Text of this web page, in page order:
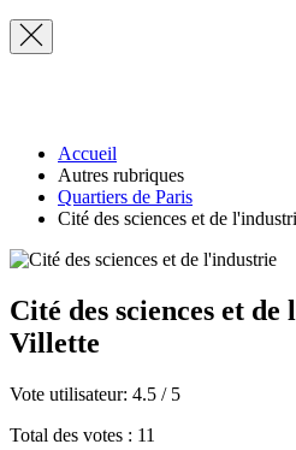
Accueil
Autres rubriques
Quartiers de Paris
Cité des sciences et de
Cité des sciences et
Villette
Vote utilisateur: 4.5 / 5
Total des votes : 11